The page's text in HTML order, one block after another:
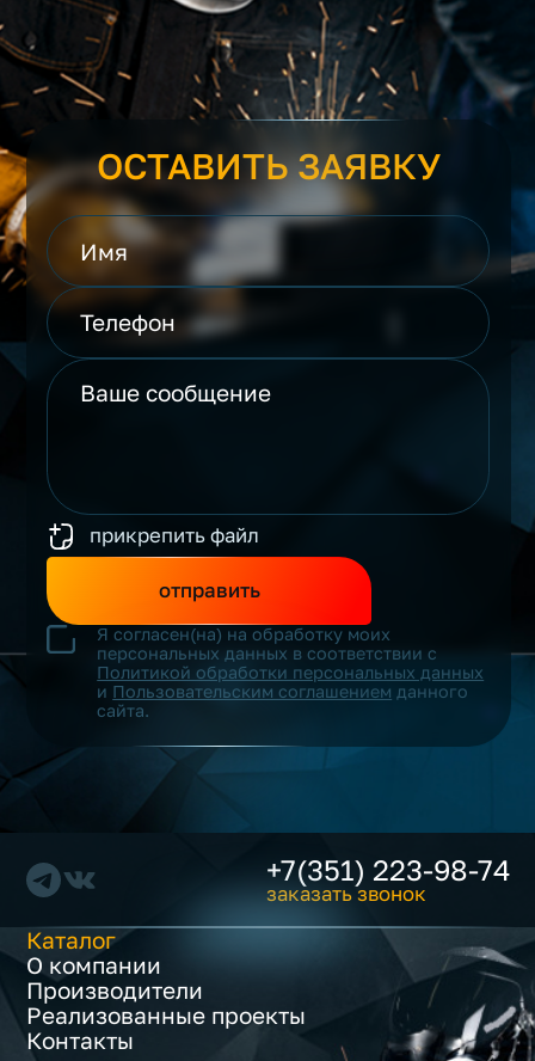
ОСТАВИТЬ ЗАЯВКУ
прикрепить файл
отправить
Я согласен(на) на обработку моих
персональных данных в соответствии с
Политикой обработки персональных данных
и Пользовательским соглашением данного
сайта.
+7(351) 223-98-74
заказать звонок
Каталог
О компании
Производители
Реализованные проекты
Контакты